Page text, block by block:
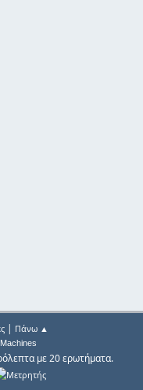
| Πάνω ▲
με 20 ερωτήματα.